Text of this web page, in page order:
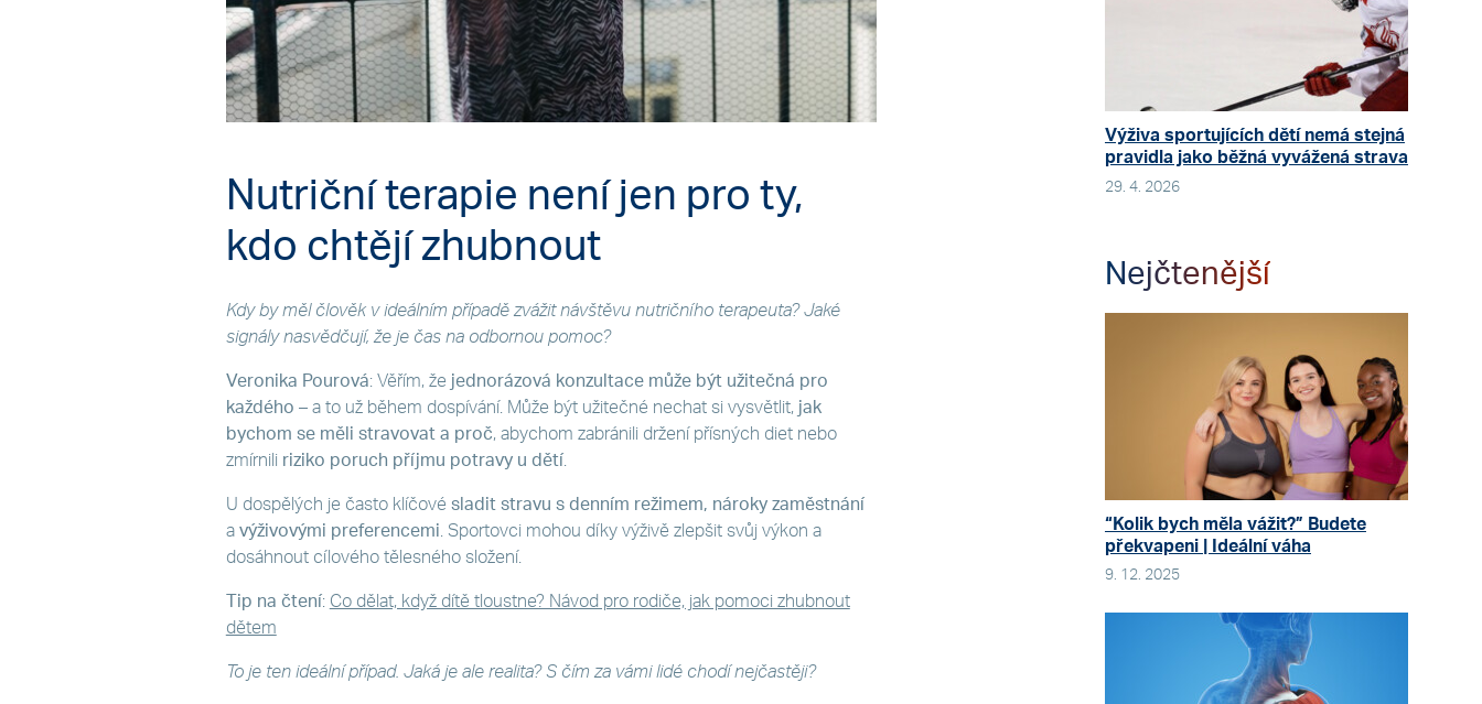
Nutriční terapie není jen pro ty,
kdo chtějí zhubnout
Kdy by měl člověk v ideálním případě zvážit návštěvu nutričního terapeuta? Jaké
signály nasvědčují, že je čas na odbornou pomoc?
Veronika Pourová: Věřím, že jednorázová konzultace může být užitečná pro
každého – a to už během dospívání. Může být užitečné nechat si vysvětlit, jak
bychom se měli stravovat a proč, abychom zabránili držení přísných diet nebo
zmírnili riziko poruch příjmu potravy u dětí
U dospělých je často klíčové sladit stravu s denním režimem, nároky zaměstnání
a výživovými preferencemi . Sportovci mohou díky výživě zlepšit svůj výkon a
dosáhnout cílového tělesného složení.
Tip na čtení: Co dělat, když dítě tloustne? Návod pro rodiče, jak pomoci zhubnout
dětem
To je ten ideální případ. Jaká je ale realita? S čím za vámi lidé chodí nejčastěji?
Výživa sportujících dětí nemá stejná
pravidla jako běžná vyvážená strava
29. 4. 2026
Nejčtenější
“Kolik bych měla vážit?” Budete
překvapeni | Ideální váha
9. 12. 2025